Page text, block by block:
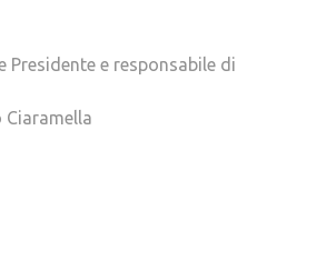
Presidente e responsabile di
Ciaramella